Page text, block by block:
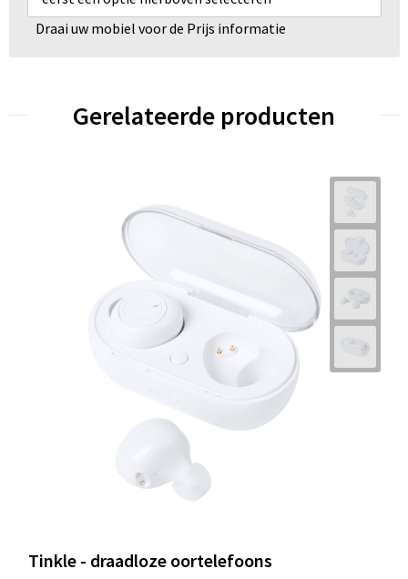
Draai uw mobiel voor de Prijs informatie
Gerelateerde producten
Tinkle - draadloze oortelefoons